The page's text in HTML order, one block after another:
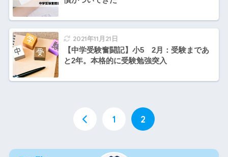
2021年11月21日
【中学受験奮闘記】小5 2月：受験まであ
と2年。本格的に受験勉強突入
1 2